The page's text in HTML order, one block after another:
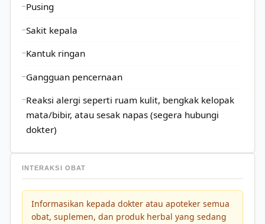
Pusing
Sakit kepala
Kantuk ringan
Gangguan pencernaan
Reaksi alergi seperti ruam kulit, bengkak kelopak
mata/bibir, atau sesak napas (segera hubungi
dokter)
INTERAKSI OBAT
Informasikan kepada dokter atau apoteker semua
obat, suplemen, dan produk herbal yang sedang